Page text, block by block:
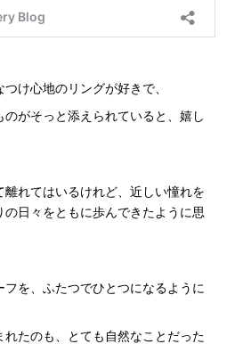
つけ心地のリングが好きで、
がそっと添えられていると、嬉し
れてはいるけれど、近しい憧れを
日々をともに歩んできたように思
フを、ふたつでひとつになるように
たのも、とても自然なことだった